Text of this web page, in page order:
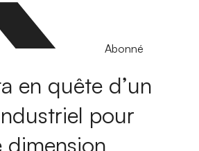
Abonné
en quête d’un
pour
dimension